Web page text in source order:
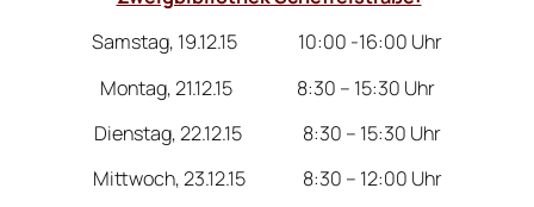
Samstag, 19.12.15 10:00 -16:00 Uhr
Montag, 21.12.15 8:30 – 15:30 Uhr
Dienstag, 22.12.15 8:30 – 15:30 Uhr
Mittwoch, 23.12.15 8:30 – 12:00 Uhr